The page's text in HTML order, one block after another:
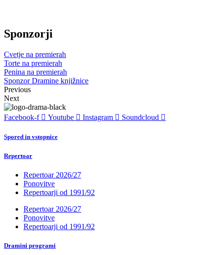
Sponzorji
Cvetje na premierah
Torte na premierah
Penina na premierah
Sponzor Dramine knjižnice
Previous
Next
Facebook-f Youtube Instagram Soundcloud
Spored in vstopnice
Repertoar
Repertoar 2026/27
Ponovitve
Repertoarji od 1991/92
Repertoar 2026/27
Ponovitve
Repertoarji od 1991/92
Dramini programi